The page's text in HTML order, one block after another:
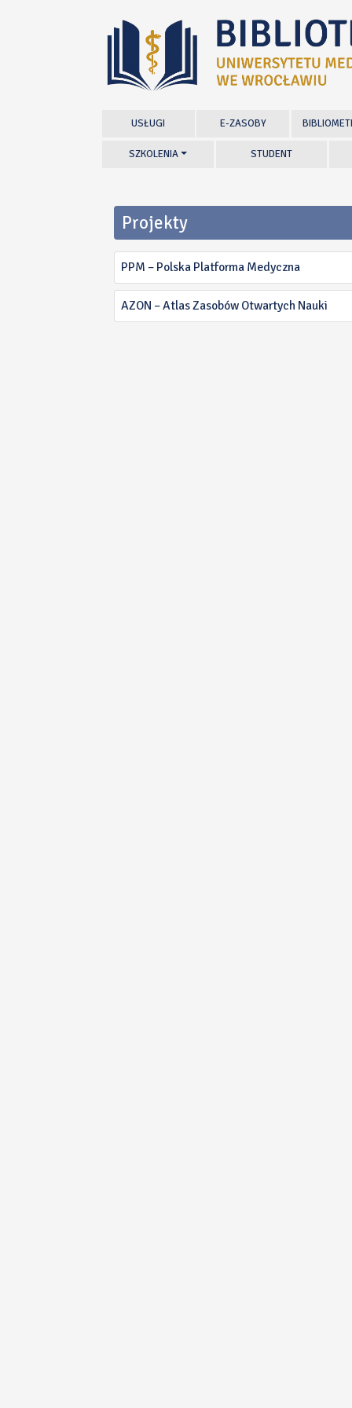
USŁUGI E-ZASOBY
SZKOLENIA STUDENT
Projekty
PPM – Polska Platforma Medyczna
AZON – Atlas Zasobów Otwartych Nauki